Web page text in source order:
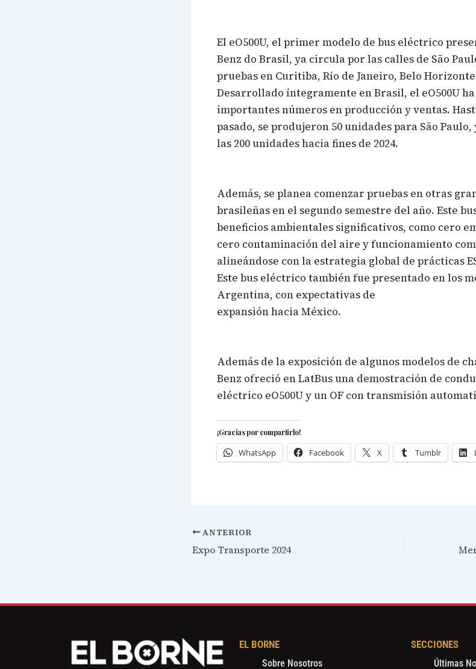
El eO500U, el primer modelo de bus eléctrico
Benz do Brasil, ya circula por las calles de São
pruebas en Curitiba, Río de Janeiro, Belo
Desarrollado íntegramente en Brasil, el eO500U
importantes números en producción y ventas.
pasado, se produjeron 50 unidades para São
las 200 unidades hacia fines de 2024.
Además, se planea comenzar pruebas en otras
brasileñas en el segundo semestre del año. Este
beneficios ambientales significativos, como cero
cero contaminación del aire y funcionamiento
alineándose con la estrategia global de prácticas
Este bus eléctrico también fue presentado en los
Argentina, con expectativas de
expansión hacia México.
Además de la exposición de algunos modelos de
Benz ofreció en LatBus una demostración de
eléctrico eO500U y un OF con transmisión
¡Gracias por compartirlo!
WhatsApp Facebook X Tumblr
ANTERIOR
Expo Transporte 2024
EL BORNE
Sobre Nosotros
SECCIONES
Últimas